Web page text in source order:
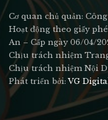
Cơ quan chủ quản:
Hoạt động theo giấy
An – Cấp ngày 06/04/
Chịu trách nhiệm
Chịu trách nhiệm Nội
Phát triển bởi:VG